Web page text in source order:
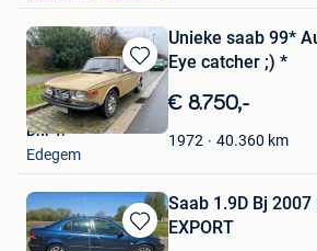
Bewaren
in
Mijn
Favorieten
Unieke saab 99*
Eye catcher ;) *
€ 8.750,-
1972 40.360 km
Dhr Y.
Edegem
Bewaren
Saab 1.9D Bj
EXPORT